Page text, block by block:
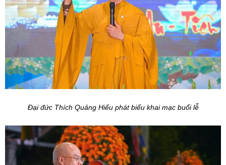
Đại đức Thích Quảng Hiếu phát biểu khai mạc buổi lễ